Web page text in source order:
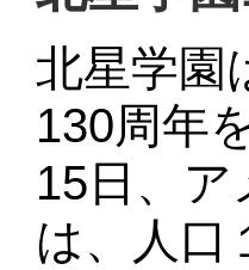
北星学園
130周年
15日、
は、人口